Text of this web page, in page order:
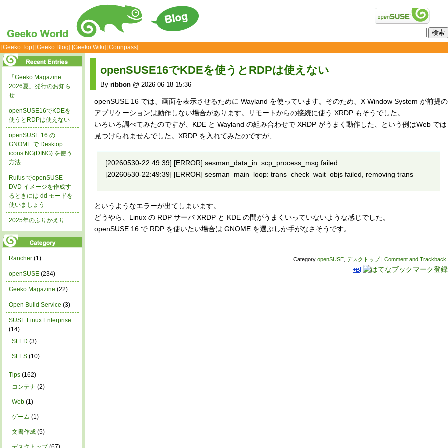
[Geeko Top] [Geeko Blog] [Geeko Wiki] [Connpass]
openSUSE16でKDEを使うとRDPは使えない
By ribbon@ 2026-06-18 15:36
openSUSE 16 では、画面を表示させるために Wayland を使っています。そのため、X Window System が前提の
アプリケーションは動作しない場合があります。リモートからの接続に使う XRDP もそうでした。
いろいろ調べてみたのですが、KDE と Wayland の組み合わせで XRDP がうまく動作した、という例はWeb では
見つけられませんでした。XRDP を入れてみたのですが、
[20260530-22:49:39] [ERROR] sesman_data_in: scp_process_msg failed
[20260530-22:49:39] [ERROR] sesman_main_loop: trans_check_wait_objs failed, removing trans
というようなエラーが出てしまいます。
どうやら、Linux の RDP サーバ XRDP と KDE の間がうまくいっていないような感じでした。
openSUSE 16 で RDP を使いたい場合は GNOME を選ぶしか手がなさそうです。
Category openSUSE デスクトップ| Comment and Trackback
「Geeko Magazine
2026夏」発行のお知ら
せ
openSUSE16でKDEを
使うとRDPは使えない
openSUSE 16 の
GNOME で Desktop
icons NG(DING) を使う
方法
Rufus でopenSUSE
DVD イメージを作成す
るときには dd モードを
使いましょう
2025年のふりかえり
Rancher (1)
openSUSE (234)
Geeko Magazine (22)
Open Build Service (3)
SUSE Linux Enterprise
(14)
SLED (3)
SLES (10)
Tips (162)
コンテナ (2)
Web (1)
ゲーム (1)
文書作成 (5)